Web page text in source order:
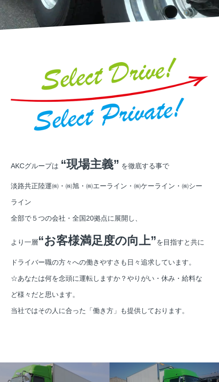
AKCグループは “現場主義” を徹底する事で
淡路共正陸運㈱・㈱旭・㈱エーライン・㈱ケーライン・㈱シー
ライン
全部で５つの会社・全国20拠点に展開し、
より一層“お客様満足度の向上”を目指すと共に
ドライバー職の方々への働きやすさも日々追求しています。
☆あなたは何を念頭に運転しますか？やりがい・休み・給料な
ど様々だと思います。
当社ではその人に合った「働き方」も提供しております。